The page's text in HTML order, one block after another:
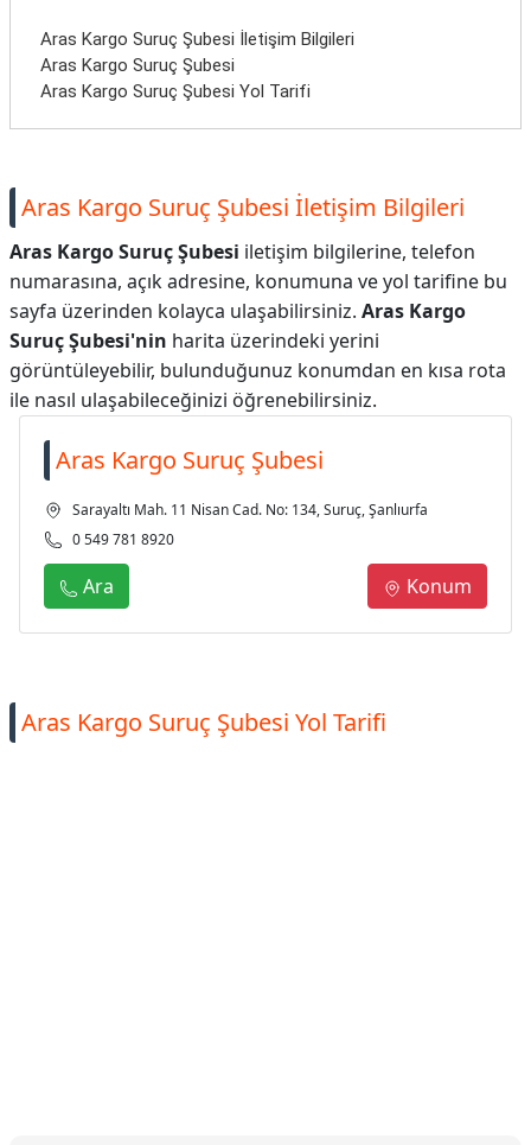
Aras Kargo Suruç Şubesi İletişim Bilgileri
Aras Kargo Suruç Şubesi
Aras Kargo Suruç Şubesi Yol Tarifi
Aras Kargo Suruç Şubesi İletişim Bilgileri
Aras Kargo Suruç Şubesi iletişim bilgilerine, telefon
numarasına, açık adresine, konumuna ve yol tarifine bu
sayfa üzerinden kolayca ulaşabilirsiniz. Aras Kargo
Suruç Şubesi'nin harita üzerindeki yerini
görüntüleyebilir, bulunduğunuz konumdan en kısa rota
ile nasıl ulaşabileceğinizi öğrenebilirsiniz.
Aras Kargo Suruç Şubesi
Sarayaltı Mah. 11 Nisan Cad. No: 134, Suruç, Şanlıurfa
0 549 781 8920
Ara Konum
Aras Kargo Suruç Şubesi Yol Tarifi